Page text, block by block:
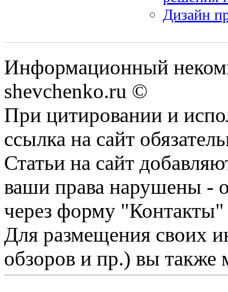
Дизайн
Информационный
shevchenko.ru ©
При цитировании и
ссылка на сайт
Статьи на сайт
ваши права нарушены -
через форму "Контакты"
Для размещения своих
обзоров и пр.) вы также